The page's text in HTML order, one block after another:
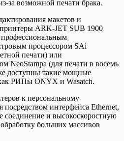
за возможной печати брака.
макетов и
ARK-JET SUB 1900
профессиональным
процессором SAi
печати) или
NeoStampa (для печати в восемь
доступны такие мощные
РИПы ONYX и Wasatch.
к персональному
посредством интерфейса Ethernet,
соединение и высокоскоростную
больших массивов